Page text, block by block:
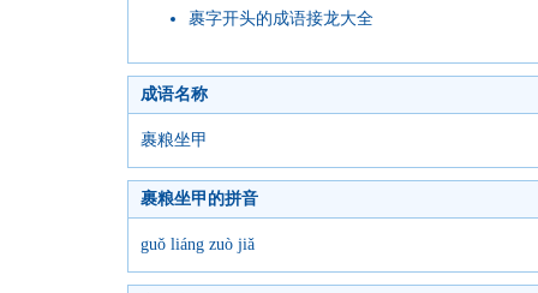
裹字开头的成语接龙大全
成语名称
裹粮坐甲
裹粮坐甲的拼音
guǒ liáng zuò jiǎ